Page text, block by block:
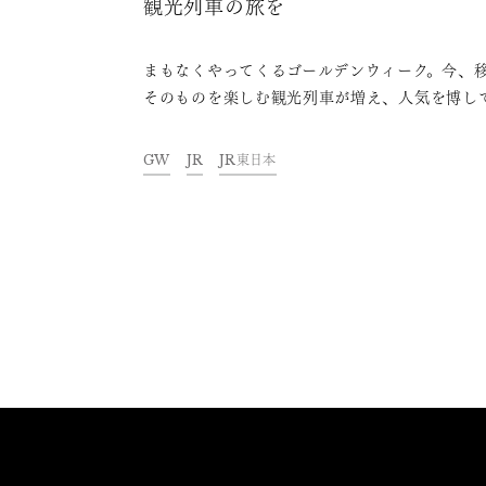
観光列車の旅を
まもなくやってくるゴールデンウィーク。今、
そのものを楽しむ観光列車が増え、人気を博し
める観光列車「越乃Shu＊Kura」の魅力や見ど
ろなどをご紹介します。
GW JR JR東日本